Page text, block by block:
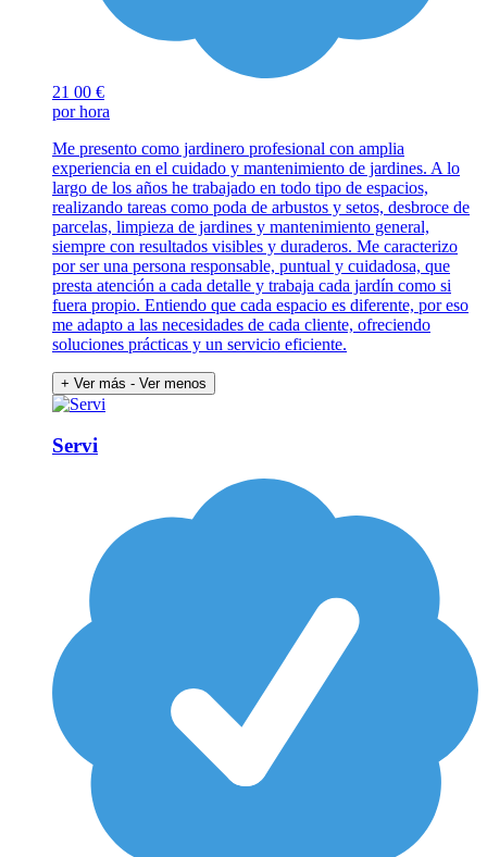
21 00 €
por hora
Me presento como jardinero profesional con amplia
experiencia en el cuidado y mantenimiento de jardines. A lo
largo de los años he trabajado en todo tipo de espacios,
realizando tareas como poda de arbustos y setos, desbroce de
parcelas, limpieza de jardines y mantenimiento general,
siempre con resultados visibles y duraderos. Me caracterizo
por ser una persona responsable, puntual y cuidadosa, que
presta atención a cada detalle y trabaja cada jardín como si
fuera propio. Entiendo que cada espacio es diferente, por eso
me adapto a las necesidades de cada cliente, ofreciendo
soluciones prácticas y un servicio eficiente.
+ Ver más - Ver menos
Servi